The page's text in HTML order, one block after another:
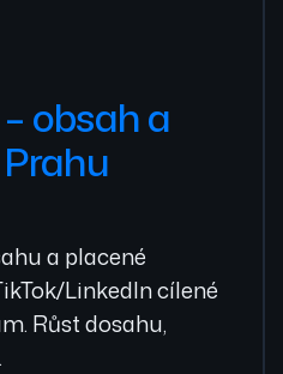
obsah a
a placené
LinkedIn cílené
Růst dosahu,